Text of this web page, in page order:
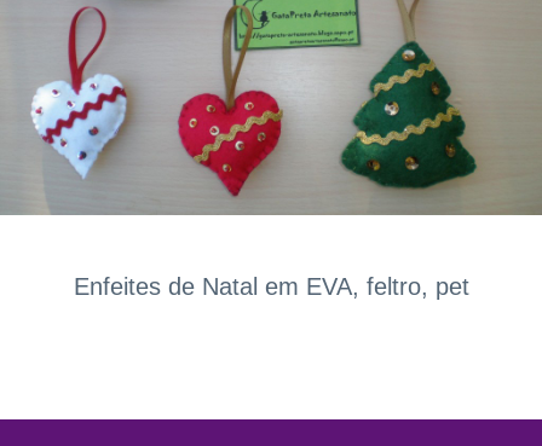
Enfeites de Natal em EVA, feltro, pet